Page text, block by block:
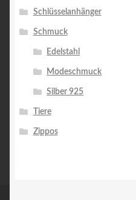
Schlüsselanhänger
Schmuck
Edelstahl
Modeschmuck
Silber 925
Tiere
Zippos